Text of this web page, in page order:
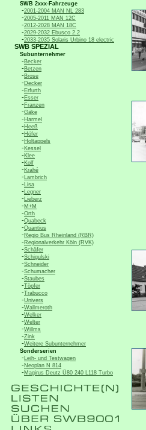
SWB 2xxx-Fahrzeuge
-2001-2004 MAN NL 283
-2005-2011 MAN 12C
-2012-2028 MAN 18C
-2029-2032 Ebusco 2.2
-2033-2035 Solaris Urbino 18 electric
SWB SPEZIAL
Subunternehmer
-Becker
-Betzen
-Brose
-Decker
-Erfurth
-Esser
-Franzen
-Gäke
-Harmel
-Heeß
-Höfer
-Holtappels
-Kessel
-Klee
-Kolf
-Krahé
-Lambrich
-Lisa
-Legner
-Lieberz
-M+M
-Orth
-Quabeck
-Quantius
-Regio Bus Rheinland (RBR)
-Regionalverkehr Köln (RVK)
-Schäfer
-Schigulski
-Schneider
-Schumacher
-Staubes
-Töpfer
-Trabucco
-Univers
-Wallmeroth
-Welker
-Welter
-Willms
-Zink
-Weitere Subunternehmer
Sonderserien
-Leih- und Testwagen
-Neoplan N 814
-Magirus Deutz Ü80 240 L118 Turbo